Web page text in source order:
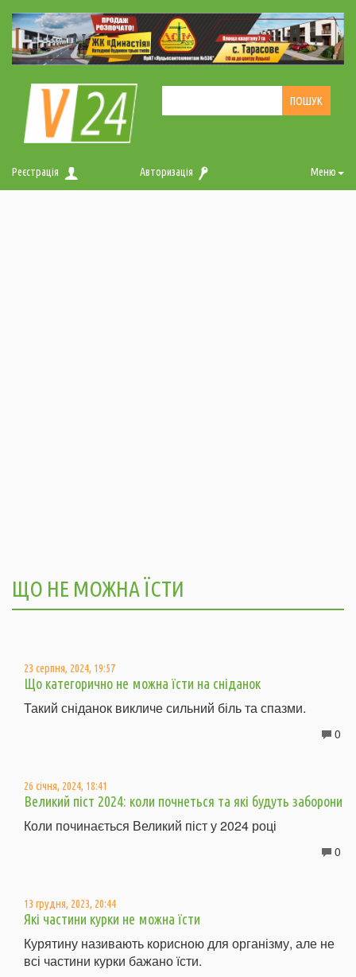
Реєстрація Авторизація Меню
ЩО НЕ МОЖНА ЇСТИ
23 серпня, 2024, 19:57
Що категорично не можна їсти на сніданок
Такий сніданок викличе сильний біль та спазми.
0
26 січня, 2024, 18:41
Великий піст 2024: коли почнеться та які будуть заборони
Коли починається Великий піст у 2024 році
0
13 грудня, 2023, 20:44
Які частини курки не можна їсти
Курятину називають корисною для організму, але не
всі частини курки бажано їсти.